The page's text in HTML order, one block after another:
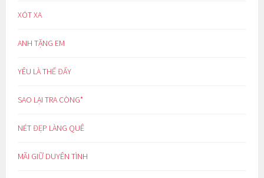
XÓT XA
ANH TẶNG EM
YÊU LÀ THẾ ĐẤY
SAO LẠI TRA CÒNG*
NÉT ĐẸP LÀNG QUÊ
MÃI GIỮ DUYÊN TÌNH